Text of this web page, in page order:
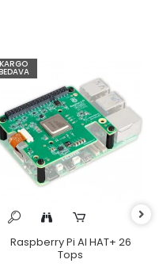
KARGO
Raspberry Pi AI HAT+ 26
Tops